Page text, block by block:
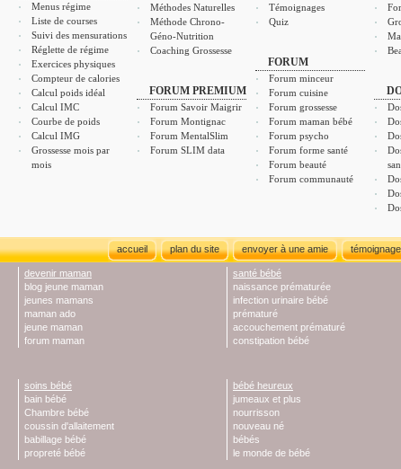
Menus régime
Liste de courses
Suivi des mensurations
Réglette de régime
Exercices physiques
Compteur de calories
Calcul poids idéal
Calcul IMC
Courbe de poids
Calcul IMG
Grossesse mois par
mois
Méthodes Naturelles
Méthode Chrono-
Géno-Nutrition
Coaching Grossesse
FORUM PREMIUM
Forum Savoir Maigrir
Forum Montignac
Forum MentalSlim
Forum SLIM data
Témoignages
Quiz
FORUM
Forum minceur
Forum cuisine
Forum grossesse
Forum maman bébé
Forum psycho
Forum forme santé
Forum beauté
Forum communauté
accueil plan du site envoyer à une amie
devenir maman
blog jeune maman
jeunes mamans
maman ado
jeune maman
forum maman
santé bébé
naissance prématurée
infection urinaire bébé
prématuré
accouchement prématuré
constipation bébé
soins bébé
bain bébé
Chambre bébé
coussin d'allaitement
babillage bébé
propreté bébé
bébé heureux
jumeaux et plus
nourrisson
nouveau né
bébés
le monde de bébé